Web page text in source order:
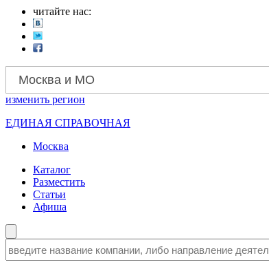
читайте нас:
Москва и МО
изменить регион
ЕДИНАЯ СПРАВОЧНАЯ
Москва
Каталог
Разместить
Статьи
Афиша